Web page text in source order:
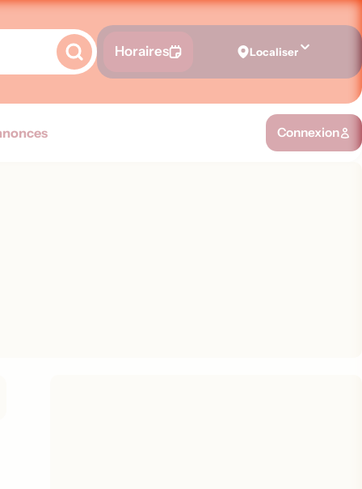
Horaires Localiser
Connexion